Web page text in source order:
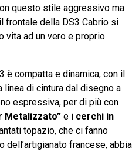
questo stile aggressivo ma
frontale della DS3 Cabrio si
vita ad un vero e proprio
è compatta e dinamica, con il
di cintura dal disegno a
espressiva, per di più con
Metalizzato” e i cerchi in
topazio, che ci fanno
dell’artigianato francese, abbia